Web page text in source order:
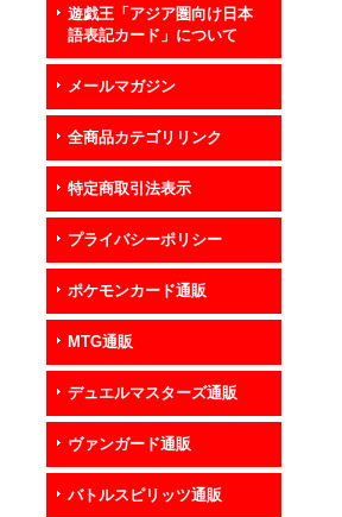
遊戯王「アジア圏向け日本
語表記カード」について
メールマガジン
全商品カテゴリリンク
特定商取引法表示
プライバシーポリシー
ポケモンカード通販
MTG通販
デュエルマスターズ通販
ヴァンガード通販
バトルスピリッツ通販